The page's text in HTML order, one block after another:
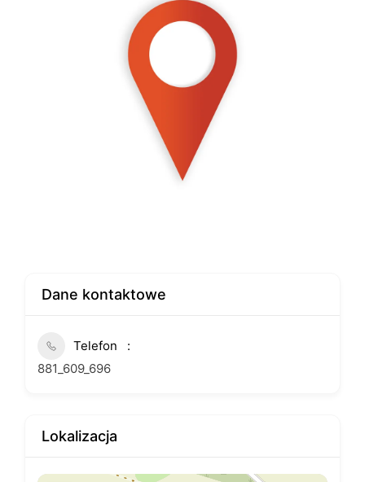
Dane kontaktowe
Telefon
881_609_696
Lokalizacja